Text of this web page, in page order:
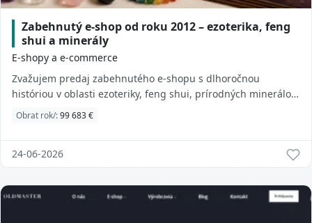
Zabehnutý e-shop od roku 2012 – ezoterika, feng
shui a minerály
E-shopy a e-commerce
Zvažujem predaj zabehnutého e-shopu s dlhoročnou
históriou v oblasti ezoteriky, feng shui, prírodných minerálov,
náramkov, vonných tyčiniek, kadidi...
Obrat rok/:99 683 €
24-06-2026